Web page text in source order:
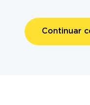
Continuar